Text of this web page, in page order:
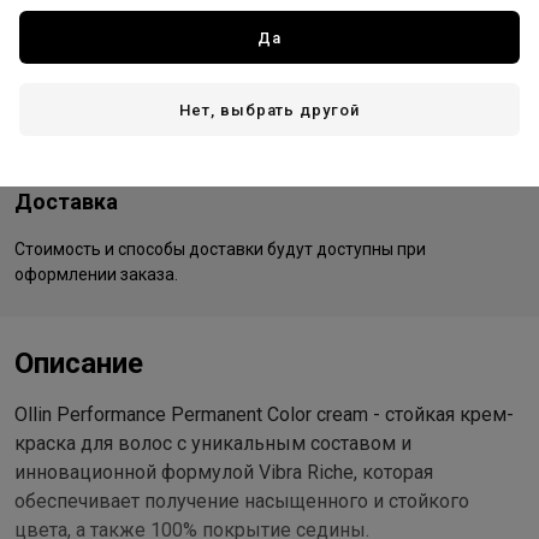
Россия - страна бренда
Доставка
Стоимость и способы доставки будут доступны при
оформлении заказа.
Описание
Ollin Performance Permanent Color cream - стойкая крем-
краска для волос с уникальным составом и
инновационной формулой Vibra Riche, которая
обеспечивает получение насыщенного и стойкого
цвета, а также 100% покрытие седины.
Да
Нет, выбрать другой